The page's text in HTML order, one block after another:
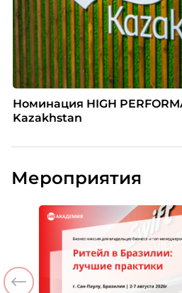
Номинация HIGH
Kazakhstan
Мероприятия